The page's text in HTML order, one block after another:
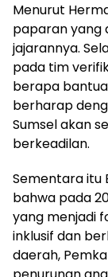
Menurut
paparan yang
jajarannya.
pada tim
berapa
berharap
Sumsel akan
berkeadilan.
Sementara itu
bahwa pada
yang menjadi
inklusif dan
daerah,